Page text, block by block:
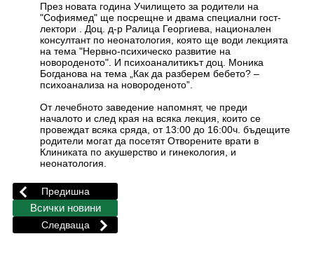
През новата година Училището за родители на
"Софиямед" ще посрещне и двама специални гост-
лектори . Доц. д-р Ралица Георгиева, национален
консултант по неонатология, която ще води лекцията
на тема "Нервно-психическо развитие на
новороденото". И психоаналитикът доц. Моника
Богданова на тема „Как да разберем бебето? –
психоанализа на новороденото”.
От лечебното заведение напомнят, че преди
началото и след края на всяка лекция, които се
провеждат всяка сряда, от 13:00 до 16:00ч. бъдещите
родители могат да посетят Отворените врати в
Клиниката по акушерство и гинекология, и
неонатология.